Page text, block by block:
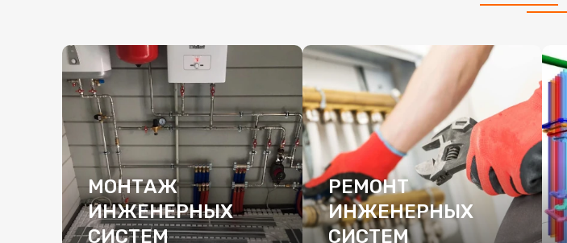
МОНТАЖ
ИНЖЕНЕРНЫХ
СИСТЕМ
РЕМОНТ
ИНЖЕНЕРНЫХ
СИСТЕМ